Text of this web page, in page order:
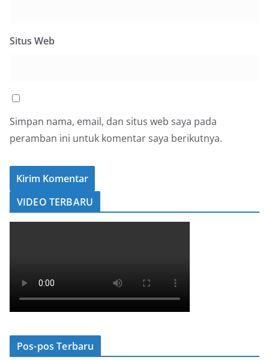
Situs Web
Simpan nama, email, dan situs web saya pada
peramban ini untuk komentar saya berikutnya.
VIDEO TERBARU
Pos-pos Terbaru